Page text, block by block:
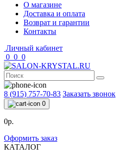
О магазине
Доставка и оплата
Возврат и гарантии
Контакты
Личный кабинет
0 0 0
8 (915) 757-70-83 Заказать звонок
0
0р.
Оформить заказ
КАТАЛОГ